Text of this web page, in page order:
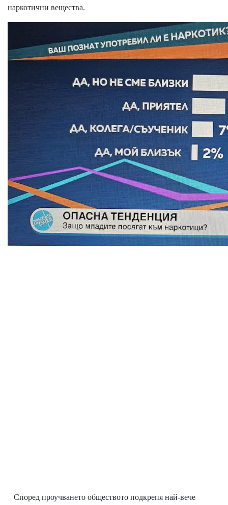
наркотични вещества.
Според проучването обществото подкрепя най-вече